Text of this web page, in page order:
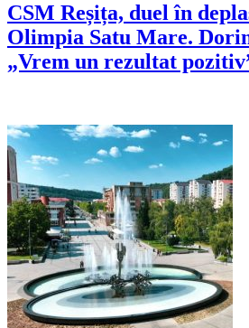
CSM Reșița, duel în
Olimpia Satu Mare.
„Vrem un rezultat